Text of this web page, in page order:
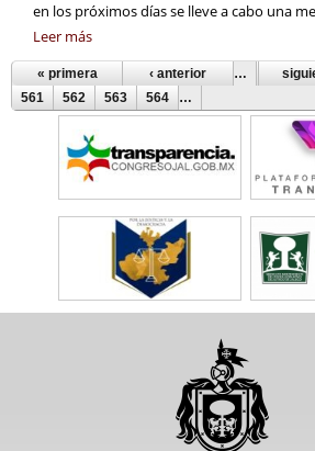
en los próximos días se lleve a cabo una
Leer más
Páginas
« primera ‹ anterior … 556
561
562 563 564 …